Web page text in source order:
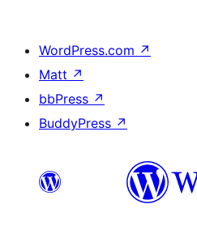
WordPress.com ↗
Matt ↗
bbPress ↗
BuddyPress ↗